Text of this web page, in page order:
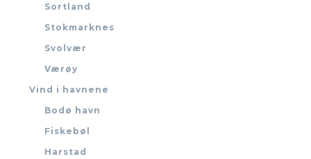
Sortland
Stokmarknes
Svolvær
Værøy
Vind i havnene
Bodø havn
Fiskebøl
Harstad